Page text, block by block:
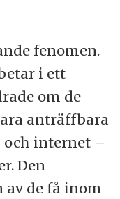
fenomen.
i ett
om de
anträffbara
och internet –
Den
av de få inom